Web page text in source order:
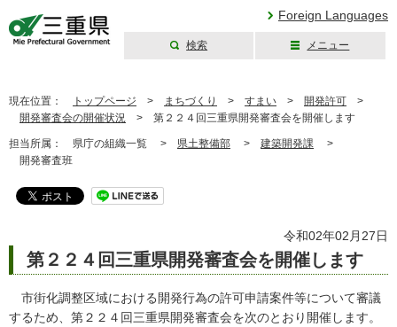
Foreign Languages
検索 メニュー
現在位置： トップページ > まちづくり > すまい > 開発許可 >
開発審査会の開催状況 > 第２２４回三重県開発審査会を開催します
担当所属： 県庁の組織一覧 > 県土整備部 > 建築開発課 >
開発審査班
令和02年02月27日
第２２４回三重県開発審査会を開催します
市街化調整区域における開発行為の許可申請案件等について審議
するため、第２２４回三重県開発審査会を次のとおり開催します。